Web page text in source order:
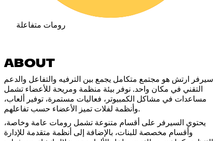
رومات متفاعلة
ABOUT
سيرفر ارتش هو مجتمع متكامل يجمع بين الترفيه والتفاعل والدعم
التقني في مكان واحد. نوفر بيئة منظمة ومريحة للأعضاء تشمل
مساعدات في مشاكل الكمبيوتر، فعاليات مستمرة، توفير ألعاب،
وأنظمة لفلات تميز الأعضاء حسب تفاعلهم.
يحتوي السيرفر على أقسام متنوعة تشمل رومات عامة وخاصة،
وأقسام مخصصة للبنات، بالإضافة إلى أنظمة متقدمة للإدارة